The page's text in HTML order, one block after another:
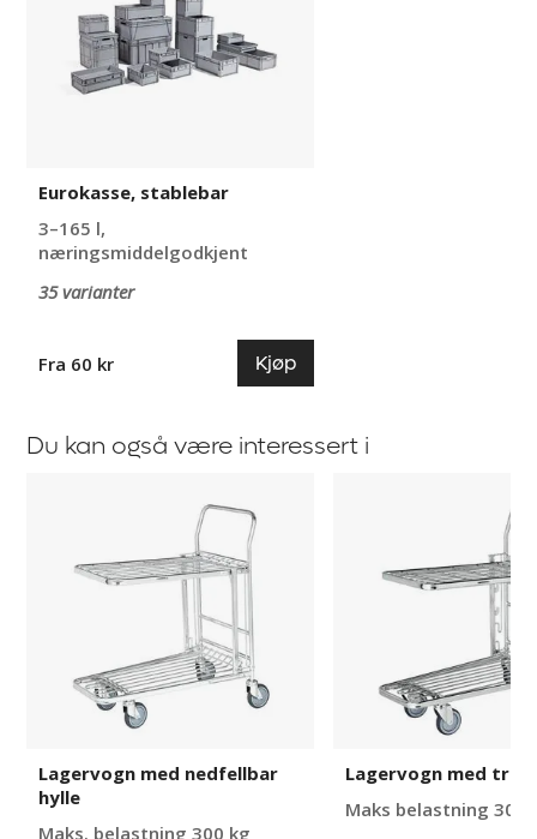
Eurokasse, stablebar
3–165 l,
næringsmiddelgodkjent
35 varianter
Fra 60 kr Kjøp
Du kan også være interessert i
Lagervogn med nedfellbar
hylle
Maks. belastning 300 kg
Lagervogn med
Maks belastning 300